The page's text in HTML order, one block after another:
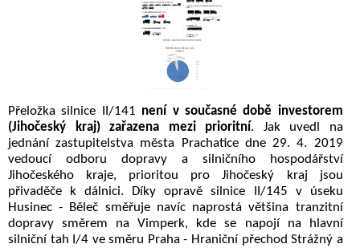
Přeložka silnice II/141 není v současné době investorem
(Jihočeský kraj) zařazena mezi prioritní. Jak uvedl na
jednání zastupitelstva města Prachatice dne 29. 4. 2019
vedoucí odboru dopravy a silničního hospodářství
Jihočeského kraje, prioritou pro Jihočeský kraj jsou
přivaděče k dálnici. Díky opravě silnice II/145 v úseku
Husinec - Běleč směřuje navíc naprostá většina tranzitní
dopravy směrem na Vimperk, kde se napojí na hlavní
silniční tah I/4 ve směru Praha - Hraniční přechod Strážný a